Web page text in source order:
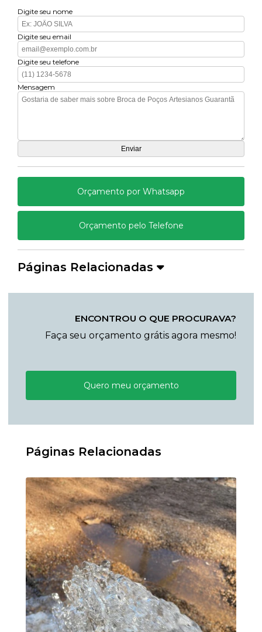
Digite seu nome
Digite seu email
Digite seu telefone
Mensagem
Orçamento por Whatsapp
Orçamento pelo Telefone
Páginas Relacionadas
ENCONTROU O QUE PROCURAVA?
Faça seu orçamento grátis agora mesmo!
Quero meu orçamento
Páginas Relacionadas